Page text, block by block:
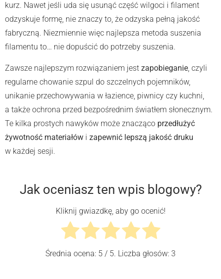
kurz. Nawet jeśli uda się usunąć część wilgoci i filament
odzyskuje formę, nie znaczy to, że odzyska pełną jakość
fabryczną. Niezmiennie więc najlepsza metoda suszenia
filamentu to… nie dopuścić do potrzeby suszenia.
Zawsze najlepszym rozwiązaniem jest zapobieganie, czyli
regularne chowanie szpul do szczelnych pojemników,
unikanie przechowywania w łazience, piwnicy czy kuchni,
a także ochrona przed bezpośrednim światłem słonecznym.
Te kilka prostych nawyków może znacząco przedłużyć
żywotność materiałów i zapewnić lepszą jakość druku
w każdej sesji.
Jak oceniasz ten wpis blogowy?
Kliknij gwiazdkę, aby go ocenić!
Średnia ocena: 5 / 5. Liczba głosów: 3